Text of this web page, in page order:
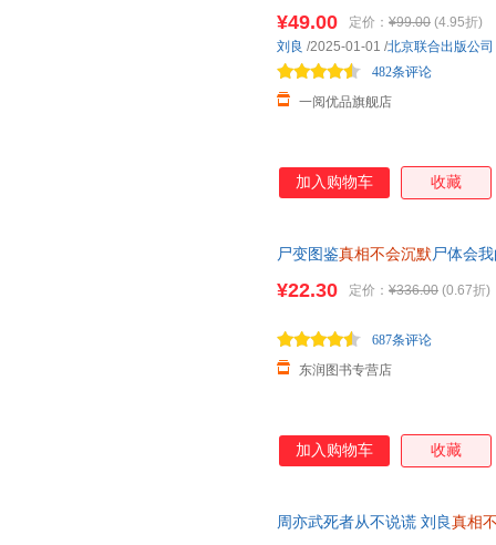
余次解剖，近万件法医鉴定，
的脆弱与尊严。 *图文结合，
印象，展现当代法医的专业职
磅作品
¥49.00 定价： ¥99.00 (4.95折)
一阅优品旗舰店
482条评论
刘良 /2025-01-01 /北京联合出版公司
加入购物车 收藏
尸变图鉴真相不会沉默尸体会
¥22.30 定价： ¥336.00 (0.67折)
东润图书专营店
687条评论
加入购物车 收藏
周亦武死者从不说谎 刘良真相